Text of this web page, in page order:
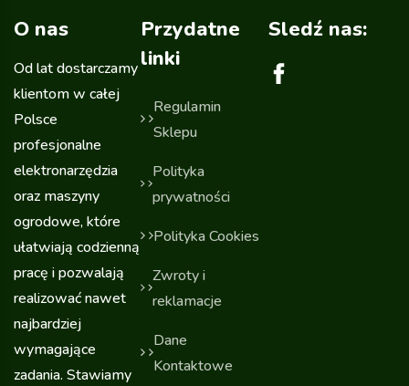
O nas
Od lat dostarczamy
klientom w całej
Polsce
profesjonalne
elektronarzędzia
oraz maszyny
ogrodowe, które
ułatwiają codzienną
pracę i pozwalają
realizować nawet
najbardziej
wymagające
zadania. Stawiamy
Przydatne
linki
Regulamin
Sklepu
Polityka
prywatności
Polityka Cookies
Zwroty i
reklamacje
Dane
Kontaktowe
Sledź nas: